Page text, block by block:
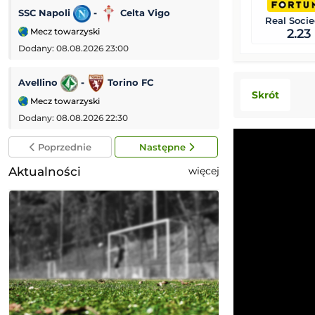
SSC Napoli - Celta Vigo
Mecz towarzyski
Dodany: 08.08.2026 23:00
Avellino - Torino FC
Mecz towarzyski
Dodany: 08.08.2026 22:30
Galatasaray -
Mecz towarzyski
Eredivisie (Liga
Poprzednie Następne
Aktualności więcej
Real
2.23
Skrót